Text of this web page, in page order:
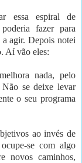
essa espiral de
fazer para
agir. Depois notei
Aí vão eles:
nada, pelo
Não se deixe levar
o seu programa
ao invés de
se com algo
novos caminhos,